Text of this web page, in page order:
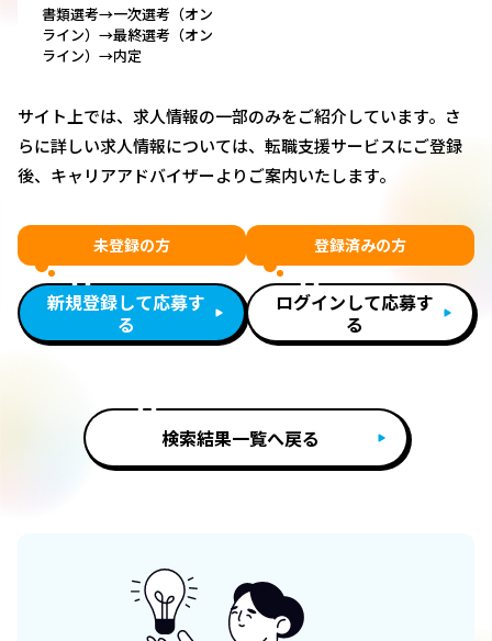
書類選考→一次選考（オン
ライン）→最終選考（オン
ライン）→内定
サイト上では、求人情報の一部のみをご紹介しています。さ
らに詳しい求人情報については、転職支援サービスにご登録
後、キャリアアドバイザーよりご案内いたします。
未登録の方
新規登録して応募す
る
登録済みの方
ログインして応募す
る
検索結果一覧へ戻る